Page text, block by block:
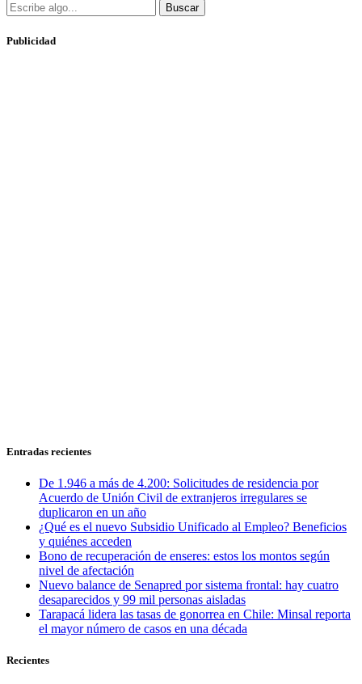
Buscar
Publicidad
Entradas recientes
De 1.946 a más de 4.200: Solicitudes de residencia por
Acuerdo de Unión Civil de extranjeros irregulares se
duplicaron en un año
¿Qué es el nuevo Subsidio Unificado al Empleo? Beneficios
y quiénes acceden
Bono de recuperación de enseres: estos los montos según
nivel de afectación
Nuevo balance de Senapred por sistema frontal: hay cuatro
desaparecidos y 99 mil personas aisladas
Tarapacá lidera las tasas de gonorrea en Chile: Minsal reporta
el mayor número de casos en una década
Recientes